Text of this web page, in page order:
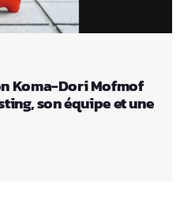
Koma-Dori Mofmof
son équipe et une